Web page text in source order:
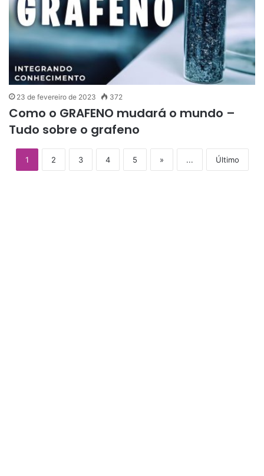
23 de fevereiro de 2023 372
Como o GRAFENO mudará o mundo –
Tudo sobre o grafeno
1 2 3 4 5 » ... Último